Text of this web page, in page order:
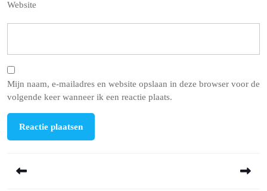
Website
Mijn naam, e-mailadres en website opslaan in deze browser voor de
volgende keer wanneer ik een reactie plaats.